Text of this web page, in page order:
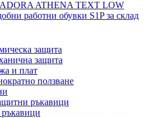
защита
защита
и плат
ползване
ръкавици